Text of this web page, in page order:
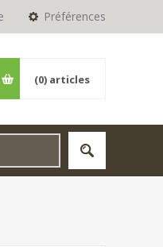
Préférences
(0) articles